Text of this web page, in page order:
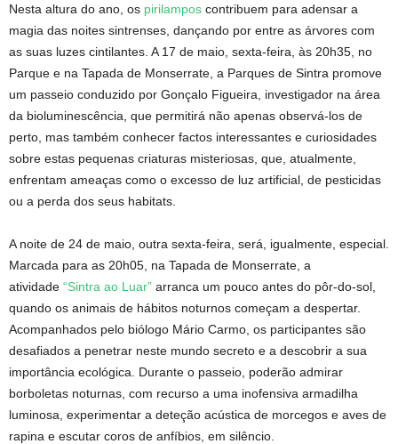
Nesta altura do ano, os pirilampos contribuem para adensar a
magia das noites sintrenses, dançando por entre as árvores com
as suas luzes cintilantes. A 17 de maio, sexta-feira, às 20h35, no
Parque e na Tapada de Monserrate, a Parques de Sintra promove
um passeio conduzido por Gonçalo Figueira, investigador na área
da bioluminescência, que permitirá não apenas observá-los de
perto, mas também conhecer factos interessantes e curiosidades
sobre estas pequenas criaturas misteriosas, que, atualmente,
enfrentam ameaças como o excesso de luz artificial, de pesticidas
ou a perda dos seus habitats.
A noite de 24 de maio, outra sexta-feira, será, igualmente, especial.
Marcada para as 20h05, na Tapada de Monserrate, a
atividade “Sintra ao Luar” arranca um pouco antes do pôr-do-sol,
quando os animais de hábitos noturnos começam a despertar.
Acompanhados pelo biólogo Mário Carmo, os participantes são
desafiados a penetrar neste mundo secreto e a descobrir a sua
importância ecológica. Durante o passeio, poderão admirar
borboletas noturnas, com recurso a uma inofensiva armadilha
luminosa, experimentar a deteção acústica de morcegos e aves de
rapina e escutar coros de anfíbios, em silêncio.